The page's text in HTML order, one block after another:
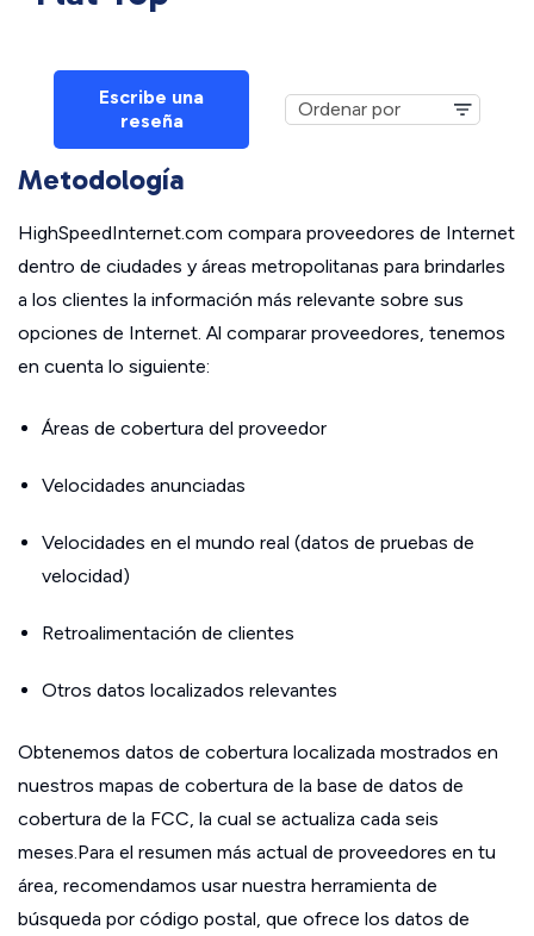
Escribe una
reseña
Metodología
HighSpeedInternet.com compara proveedores de Internet
dentro de ciudades y áreas metropolitanas para brindarles
a los clientes la información más relevante sobre sus
opciones de Internet. Al comparar proveedores, tenemos
en cuenta lo siguiente:
Áreas de cobertura del proveedor
Velocidades anunciadas
Velocidades en el mundo real (datos de pruebas de
velocidad)
Retroalimentación de clientes
Otros datos localizados relevantes
Obtenemos datos de cobertura localizada mostrados en
nuestros mapas de cobertura de la base de datos de
cobertura de la FCC, la cual se actualiza cada seis
meses.Para el resumen más actual de proveedores en tu
área, recomendamos usar nuestra herramienta de
búsqueda por código postal, que ofrece los datos de